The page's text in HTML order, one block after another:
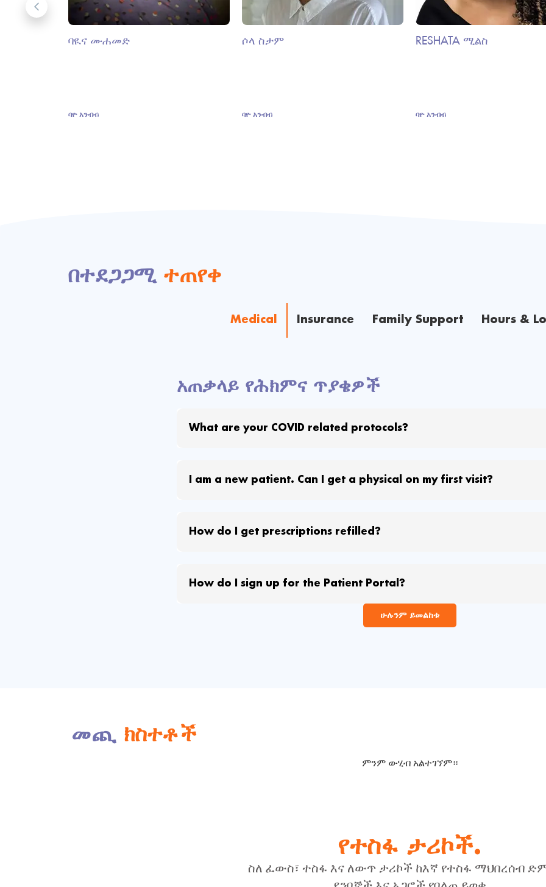
ባዪና ሙሐመድ
ባዮ አንብብ
ሶላ ስታም
ባዮ አንብብ
RESHATA ሚልስ
ባዮ አንብብ
በተደጋጋሚ ተጠየቀ
Medical Insurance Family Support Hours &
አጠቃላይ የሕክምና ጥያቄዎች
What are your COVID related protocols?
I am a new patient. Can I get a physical on my first visit?
How do I get prescriptions refilled?
How do I sign up for the Patient Portal?
ሁሉንም ይመልከቱ
መጪ ክስተቶች
ምንም ውሂብ አልተገኘም።
የተስፋ ታሪኮች.
ስለ ፈውስ፣ ተስፋ እና ለውጥ ታሪኮች ከእኛ የተስፋ ማህበረሰብ